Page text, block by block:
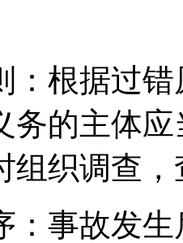
：根据过
务的主体
组织调查
：事故发